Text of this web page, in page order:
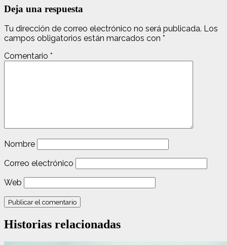
Deja una respuesta
Tu dirección de correo electrónico no será publicada. Los
campos obligatorios están marcados con *
Comentario *
Nombre
Correo electrónico
Web
Historias relacionadas